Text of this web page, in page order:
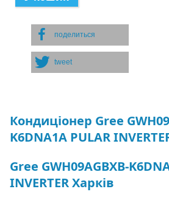
поделиться
tweet
Кондиціонер Gree
K6DNA1A PULAR
Gree GWH09AGBXB-
INVERTER Харків